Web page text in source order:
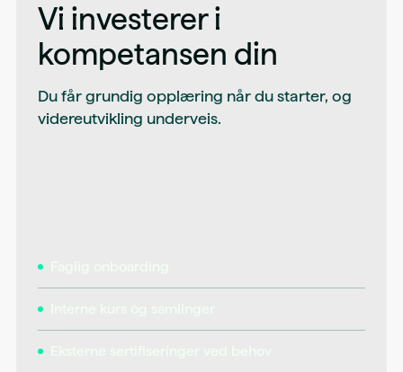
Vi investerer i
kompetansen din
Du får grundig opplæring når du starter, og
videreutvikling underveis.